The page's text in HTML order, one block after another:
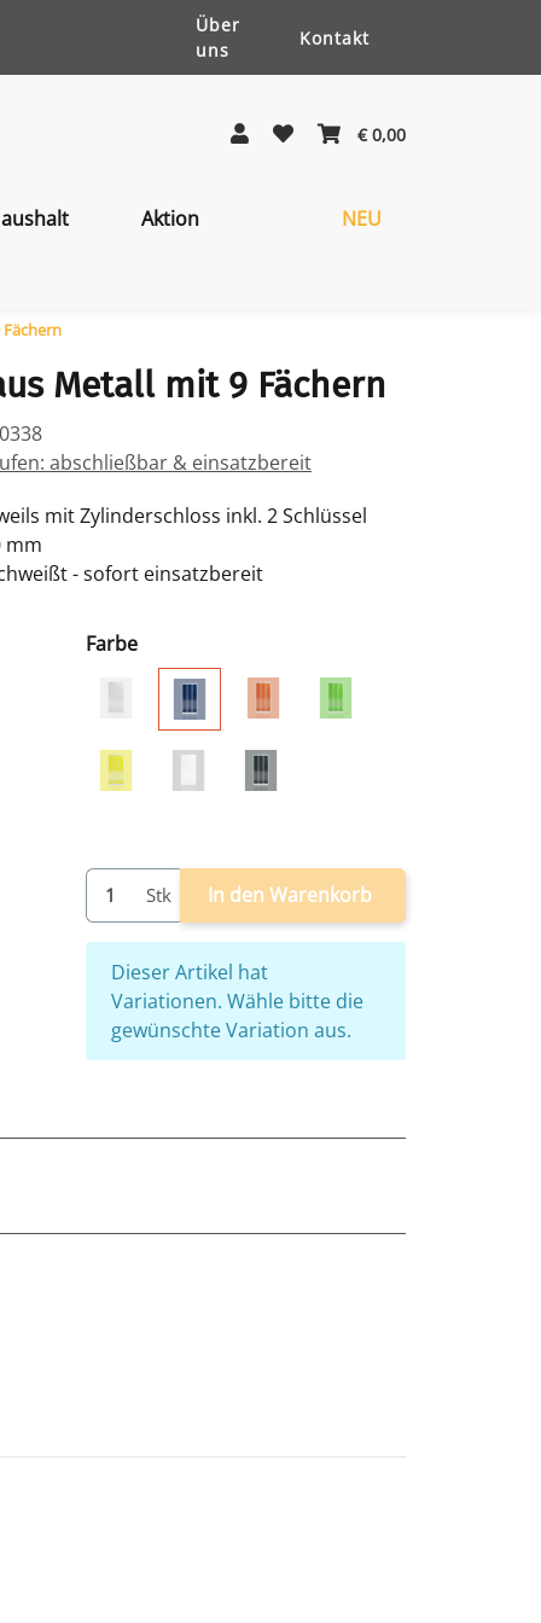
Über
uns
Kontakt
€ 0,00
Aktion NEU
Metall mit 9 Fächern
abschließbar & einsatzbereit
mit Zylinderschloss inkl. 2 Schlüssel
mm
- sofort einsatzbereit
Farbe
Stk In den Warenkorb
x
Dieser Artikel hat
Variationen. Wähle bitte die
gewünschte Variation aus.